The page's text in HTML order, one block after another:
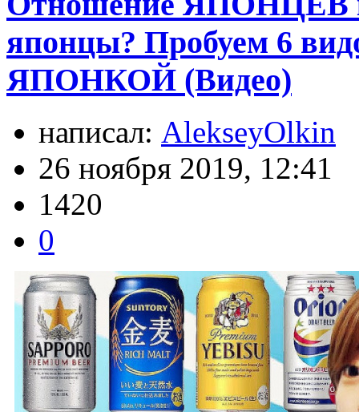
японцы? Пробуем 6
ЯПОНКОЙ (Видео)
написал: AlekseyOlkin
26 ноября 2019, 12:41
1420
0